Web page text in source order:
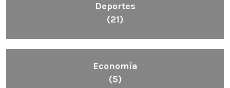
Deportes
(21)
Economía
(5)